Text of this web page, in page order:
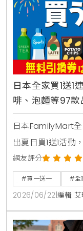
日本全家買1送1
啡、泡麵等97
日本FamilyMart
出夏日買1送1活動
人氣商品，包含星
麵及熱銷巧克力零
憑發票免費兌換，
行時不可錯過的
網友評分
#買一送一 #全
2026/06/22 編輯